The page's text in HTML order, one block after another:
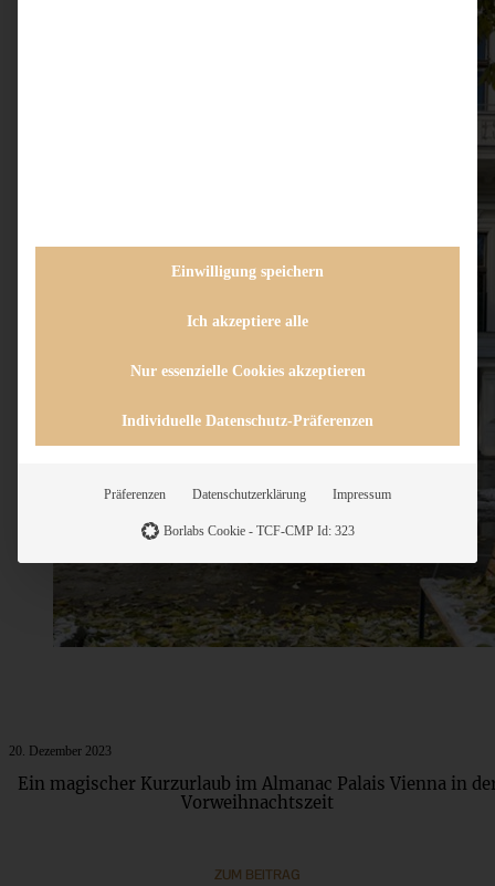
20. Dezember 2023
ZUM BEITRAG
Ein magischer Kurzurlaub im Almanac Palais Vienna in
Vorweihnachtszeit
Einwilligung speichern
Ich akzeptiere alle
Nur essenzielle Cookies akzeptieren
Individuelle Datenschutz-Präferenzen
Präferenzen Datenschutzerklärung Impressum
Borlabs Cookie - TCF-CMP Id: 323